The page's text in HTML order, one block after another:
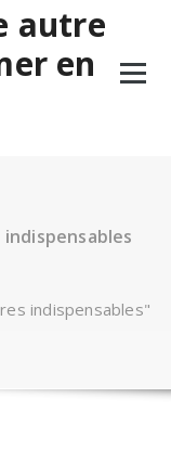
autre
en
indispensables"